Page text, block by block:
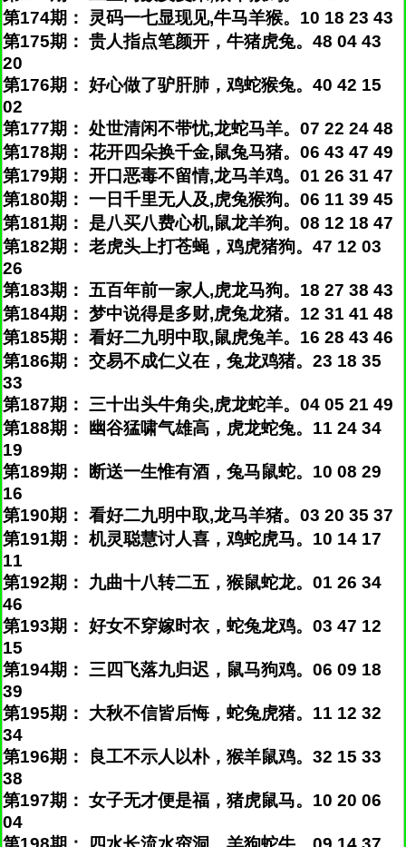
第174期： 灵码一七显现见,牛马羊猴。10 18 23 43
第175期： 贵人指点笔颜开，牛猪虎兔。48 04 43
20
第176期： 好心做了驴肝肺，鸡蛇猴兔。40 42 15
02
第177期： 处世清闲不带忧,龙蛇马羊。07 22 24 48
第178期： 花开四朵换千金,鼠兔马猪。06 43 47 49
第179期： 开口恶毒不留情,龙马羊鸡。01 26 31 47
第180期： 一日千里无人及,虎兔猴狗。06 11 39 45
第181期： 是八买八费心机,鼠龙羊狗。08 12 18 47
第182期： 老虎头上打苍蝇，鸡虎猪狗。47 12 03
26
第183期： 五百年前一家人,虎龙马狗。18 27 38 43
第184期： 梦中说得是多财,虎兔龙猪。12 31 41 48
第185期： 看好二九明中取,鼠虎兔羊。16 28 43 46
第186期： 交易不成仁义在，兔龙鸡猪。23 18 35
33
第187期： 三十出头牛角尖,虎龙蛇羊。04 05 21 49
第188期： 幽谷猛啸气雄高，虎龙蛇兔。11 24 34
19
第189期： 断送一生惟有酒，兔马鼠蛇。10 08 29
16
第190期： 看好二九明中取,龙马羊猪。03 20 35 37
第191期： 机灵聪慧讨人喜，鸡蛇虎马。10 14 17
11
第192期： 九曲十八转二五，猴鼠蛇龙。01 26 34
46
第193期： 好女不穿嫁时衣，蛇兔龙鸡。03 47 12
15
第194期： 三四飞落九归迟，鼠马狗鸡。06 09 18
39
第195期： 大秋不信皆后悔，蛇兔虎猪。11 12 32
34
第196期： 良工不示人以朴，猴羊鼠鸡。32 15 33
38
第197期： 女子无才便是福，猪虎鼠马。10 20 06
04